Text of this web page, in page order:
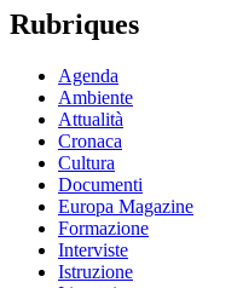
Rubriques
Agenda
Ambiente
Attualità
Cronaca
Cultura
Documenti
Europa Magazine
Formazione
Interviste
Istruzione